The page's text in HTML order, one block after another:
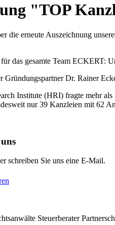
"TOP
die erneute Auszeichnung
das gesamte Team ECKERT:
Gründungspartner Dr. Rainer
Institute (HRI) fragte mehr
nur 39 Kanzleien mit 62
schreiben Sie uns eine E-Mail.
Steuerberater